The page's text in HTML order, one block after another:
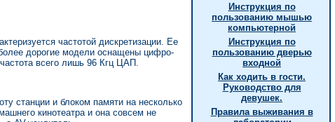
частотой дискретизации. Ее
дорогие модели оснащены цифро-
всего лишь 96 Кгц ЦАП.
станции и блоком памяти на несколько
кинотеатра и она совсем не
Инструкция по
пользованию мышью
компьютерной
Инструкция по
пользованию дверью
входной
Как ходить в гости.
Руководство для
девушек.
Правила выживания в